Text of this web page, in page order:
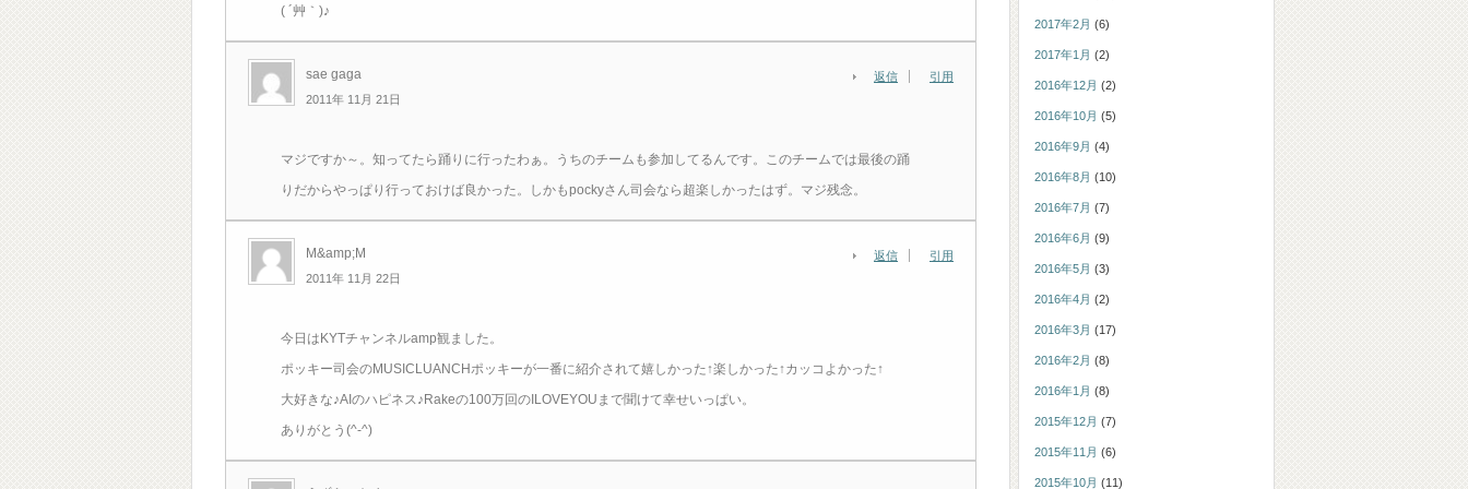
( ´艸｀)♪
sae gaga
2011年 11月 21日
返信 引用
マジですか～。知ってたら踊りに行ったわぁ。うちのチームも参加してるんです。このチームでは最後の踊
りだからやっぱり行っておけば良かった。しかもpockyさん司会なら超楽しかったはず。マジ残念。
M&amp;M
2011年 11月 22日
返信 引用
今日はKYTチャンネルamp観ました。
ポッキー司会のMUSICLUANCHポッキーが一番に紹介されて嬉しかった↑楽しかった↑カッコよかった↑
大好きな♪AIのハピネス♪Rakeの100万回のILOVEYOUまで聞けて幸せいっぱい。
ありがとう(^-^)
2017年2月 (6)
2017年1月 (2)
2016年12月 (2)
2016年10月 (5)
2016年9月 (4)
2016年8月 (10)
2016年7月 (7)
2016年6月 (9)
2016年5月 (3)
2016年4月 (2)
2016年3月 (17)
2016年2月 (8)
2016年1月 (8)
2015年12月 (7)
2015年11月 (6)
2015年10月 (11)